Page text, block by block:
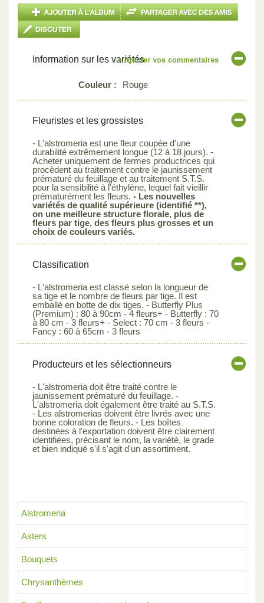
Alstromeria
Asters
Bouquets
Chrysanthèmes
Information sur les variétés
Couleur : Rouge
Fleuristes et les grossistes
- L'alstromeria est une fleur coupée d'une
durabilité extrêmement longue (12 à 18 jours). -
Acheter uniquement de fermes productrices qui
procèdent au traitement contre le jaunissement
prématuré du feuillage et au traitement S.T.S.
pour la sensibilité à l'éthylène, lequel fait vieillir
prématurément les fleurs. - Les nouvelles
variétés de qualité supérieure (identifié **),
on une meilleure structure florale, plus de
fleurs par tige, des fleurs plus grosses et un
choix de couleurs variés.
Classification
- L'alstromeria est classé selon la longueur de
sa tige et le nombre de fleurs par tige. Il est
emballé en botte de dix tiges. - Butterfly Plus
(Premium) : 80 à 90cm - 4 fleurs+ - Butterfly : 70
à 80 cm - 3 fleurs+ - Select : 70 cm - 3 fleurs -
Fancy : 60 à 65cm - 3 fleurs
Producteurs et les sélectionneurs
- L'alstromeria doit être traité contre le
jaunissement prématuré du feuillage. -
L'alstromeria doit également être traité au S.T.S.
- Les alstromerias doivent être livrés avec une
bonne coloration de fleurs. - Les boîtes
destinées à l'exportation doivent être clairement
identifiées, précisant le nom, la variété, le grade
et bien indiqué s'il s'agit d'un assortiment.